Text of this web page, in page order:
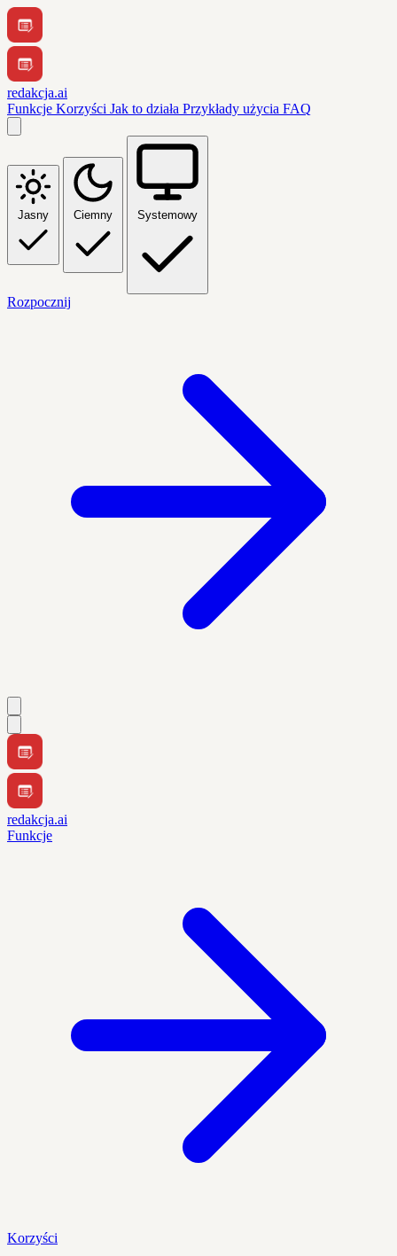
redakcja.ai
Funkcje Korzyści Jak to działa Przykłady użycia FAQ
Jasny Ciemny Systemowy
Rozpocznij
redakcja.ai
Funkcje
Korzyści